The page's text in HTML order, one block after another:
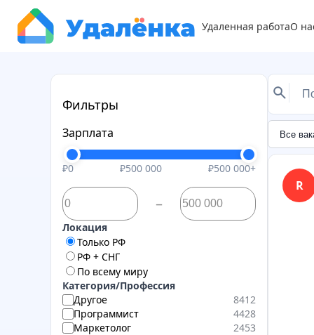
Удаленная работаО
Фильтры
Зарплата
₽0 ₽500 000 ₽500 000+
–
Локация
Только РФ
РФ + СНГ
По всему миру
Категория/Профессия
Другое
8412
Программист
4428
Маркетолог
2453
R